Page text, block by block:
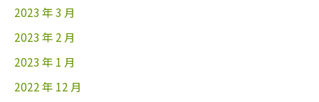
2023 年 3 月
2023 年 2 月
2023 年 1 月
2022 年 12 月